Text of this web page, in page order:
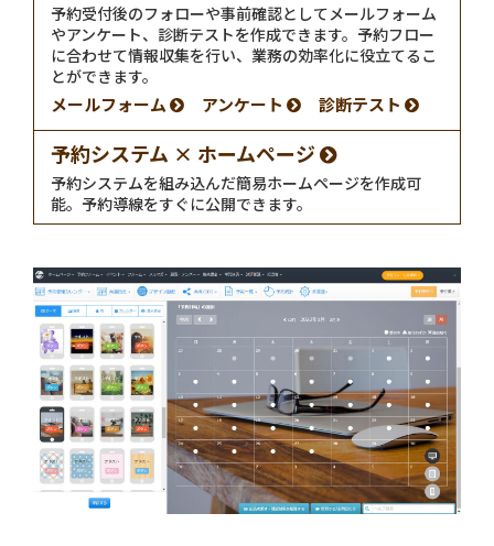
予約受付後のフォローや事前確認としてメールフォーム
やアンケート、診断テストを作成できます。予約フロー
に合わせて情報収集を行い、業務の効率化に役立てるこ
とができます。
メールフォーム アンケート 診断テスト
予約システム × ホームページ
予約システムを組み込んだ簡易ホームページを作成可
能。予約導線をすぐに公開できます。